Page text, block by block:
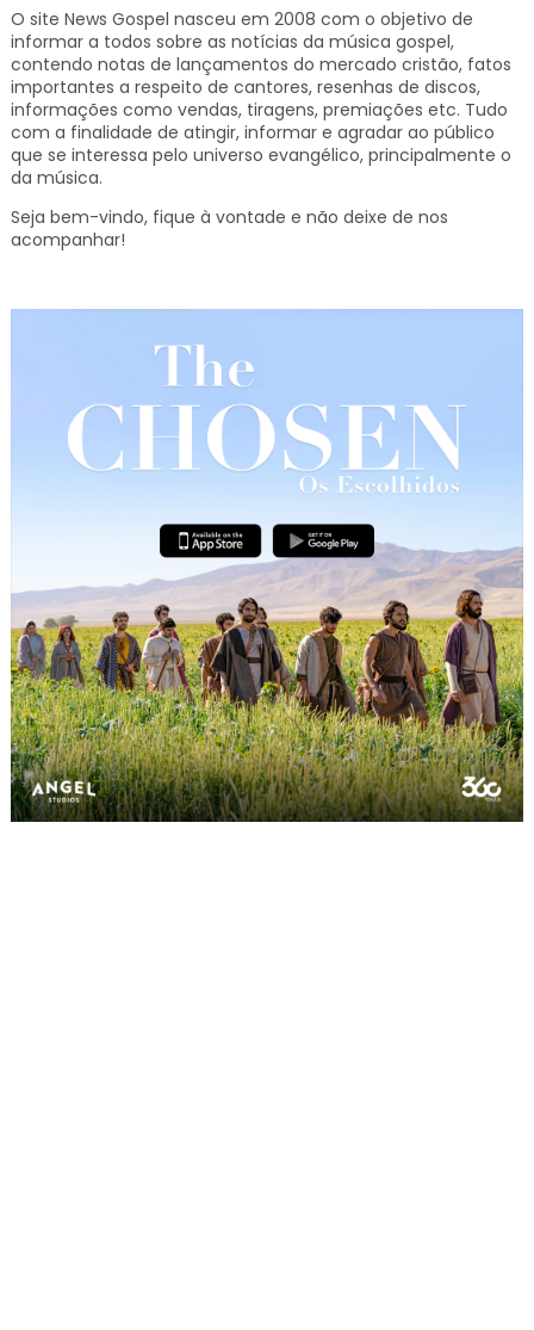
O site News Gospel nasceu em 2008 com o objetivo de
informar a todos sobre as notícias da música gospel,
contendo notas de lançamentos do mercado cristão, fatos
importantes a respeito de cantores, resenhas de discos,
informações como vendas, tiragens, premiações etc. Tudo
com a finalidade de atingir, informar e agradar ao público
que se interessa pelo universo evangélico, principalmente o
da música.
Seja bem-vindo, fique à vontade e não deixe de nos
acompanhar!